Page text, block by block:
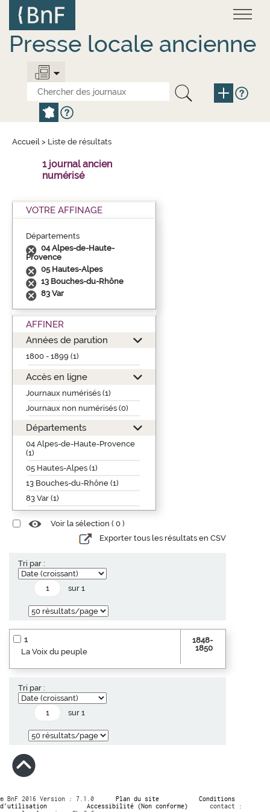
contenu
principal
Presse locale ancienne
Accueil > Liste de résultats
1 journal ancien
numérisé
VOTRE AFFINAGE
Départements
04 Alpes-de-Haute-
Provence
05 Hautes-Alpes
13 Bouches-du-Rhône
83 Var
AFFINER
Années de parution
1800 - 1899 (1)
Accès en ligne
Journaux numérisés (1)
Journaux non numérisés (0)
Départements
04 Alpes-de-Haute-Provence
(1)
05 Hautes-Alpes (1)
13 Bouches-du-Rhône (1)
83 Var (1)
Voir la sélection ( 0 )
Exporter tous les résultats en CSV
Tri par :
sur 1
1
La Voix du peuple
1848-
1850
Tri par :
sur 1
© BnF 2016 Version : 7.1.0 Plan du site
Conditions
d’utilisation
Accessibilité (Non conforme)
contact :
Panneau de gestion des cookies